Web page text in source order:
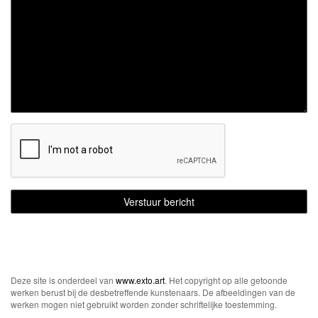
Deze site is onderdeel van www.exto.art. Het copyright op alle getoonde
werken berust bij de desbetreffende kunstenaars. De afbeeldingen van de
werken mogen niet gebruikt worden zonder schriftelijke toestemming.